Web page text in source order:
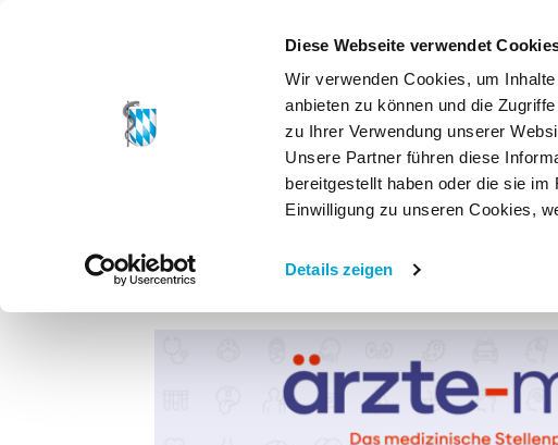
Diese Webseite verwendet
Wir verwenden Cookies, um
anbieten zu können und die
zu Ihrer Verwendung unserer
Unsere Partner führen diese
bereitgestellt haben oder die sie
Einwilligung zu unseren Cookies,
Details zeigen